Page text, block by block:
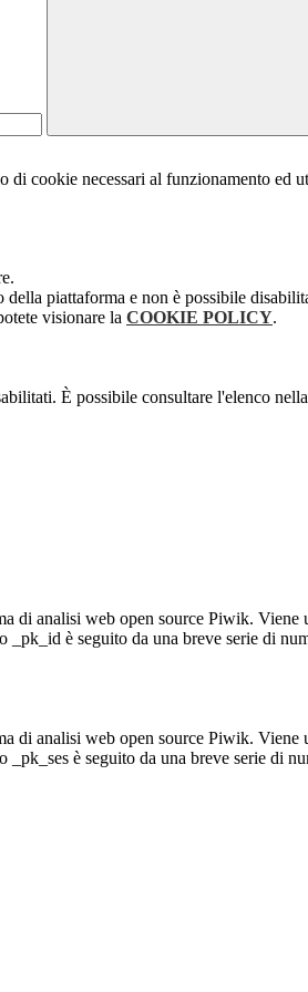
cookie necessari al funzionamento ed
piattaforma e non è possibile
visionare la COOKIE POLICY.
È possibile consultare l'elenco
di analisi web open source Piwik.
è seguito da una breve serie di
di analisi web open source Piwik.
è seguito da una breve serie di